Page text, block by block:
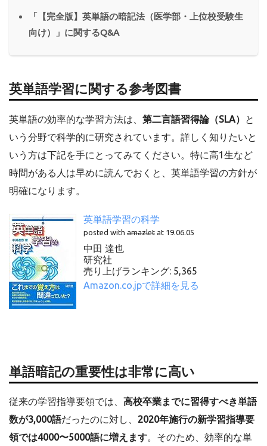
「【完全版】英単語の暗記法（医学部・上位校受験生
向け）」に関するQ&A
英単語学習に関する参考図書
英単語の効率的な学習方法は、 第二言語習得論（SLA）
と
いう分野で科学的に研究されています。詳しく知りたいと
いう方は下記を手にとってみてください。特に高1生など
時間がある人は早めに読んでおくと、英単語学習の方針が
明確になります。
英単語学習の科学
posted with amazlet at 19.06.05
中田 達也
研究社
売り上げランキング: 5,365
Amazon.co.jpで詳細を見る
単語暗記の重要性は非常に高い
従来の学習指導要領では、 高校卒業までに習得すべき単語
数が3,000語だったのに対し、 2020年施行の新学習指導要
領では4000〜5000語に増えます。そのため、効率的な単